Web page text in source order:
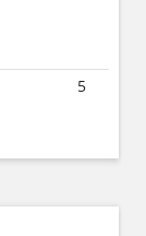
5